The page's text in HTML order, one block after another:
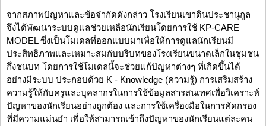
จากสภาพปัญหาและข้อจำกัดดังกล่าว โรงเรียนเขาดินประชานุกูล
จึงได้พัฒนาระบบดูแลช่วยเหลือนักเรียนโดยการใช้ KP-CARE
MODEL ซึ่งเป็นโมเดลที่ออกแบบมาเพื่อให้การดูแลนักเรียนมี
ประสิทธิภาพและเหมาะสมกับบริบทของโรงเรียนขนาดเล็กในชุมชน
กึ่งชนบท โดยการใช้โมเดลนี้จะช่วยแก้ปัญหาต่างๆ ที่เกิดขึ้นได้
อย่างมีระบบ ประกอบด้วย K - Knowledge (ความรู้) การเสริมสร้าง
ความรู้ให้กับครูและบุคลากรในการใช้ข้อมูลสารสนเทศเพื่อวิเคราะห์
ปัญหาของนักเรียนอย่างถูกต้อง และการใช้เครื่องมือในการคัดกรอง
ที่มีความแม่นยำ เพื่อให้สามารถเข้าถึงปัญหาของนักเรียนแต่ละคน